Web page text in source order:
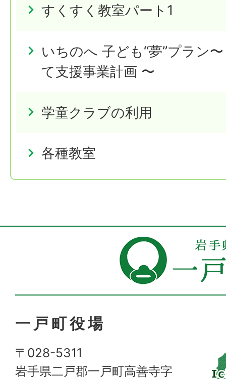
すくすく教室パート1
いちのへ 子ども“夢”プラン
て支援事業計画 〜
学童クラブの利用
各種教室
一戸町役場
〒028-5311
岩手県二戸郡一戸町高善寺字